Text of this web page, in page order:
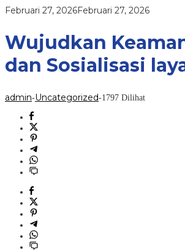
Bahuga
Pam
dan
layanan
110
Februari 27, 2026Februari 27, 2026oleh
Wujudkan
dan Sosialisasi
admin-Uncategorized-1797 Dilihat